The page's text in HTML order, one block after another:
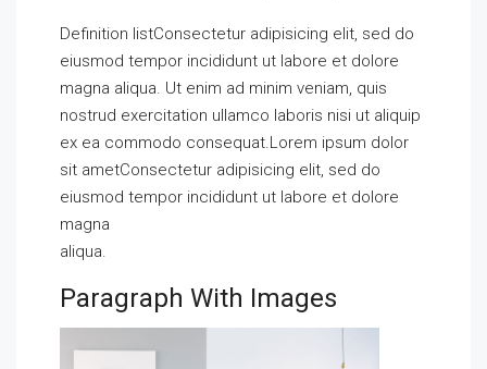
Definition listConsectetur adipisicing elit, sed do
eiusmod tempor incididunt ut labore et dolore
magna aliqua. Ut enim ad minim veniam, quis
nostrud exercitation ullamco laboris nisi ut aliquip
ex ea commodo consequat.Lorem ipsum dolor
sit ametConsectetur adipisicing elit, sed do
eiusmod tempor incididunt ut labore et dolore
magna
aliqua.
Paragraph With Images